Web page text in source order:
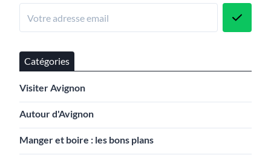
Catégories
Visiter Avignon
Autour d'Avignon
Manger et boire : les bons plans